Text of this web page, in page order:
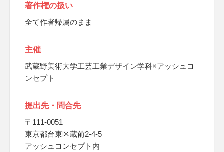
著作権の扱い
全て作者帰属のまま
主催
武蔵野美術大学工芸工業デザイン学科×アッシュコ
ンセプト
提出先・問合先
〒111-0051
東京都台東区蔵前2-4-5
アッシュコンセプト内